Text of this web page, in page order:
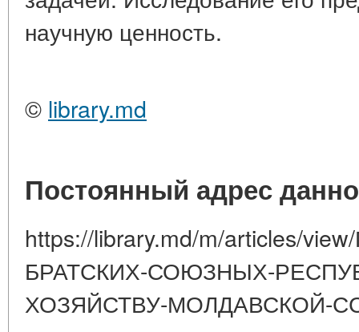
научную ценность.
© library.md
Постоянный адрес
https://library.md/m/articles/
БРАТСКИХ-СОЮЗНЫХ-
ХОЗЯЙСТВУ-МОЛДАВСКОЙ-